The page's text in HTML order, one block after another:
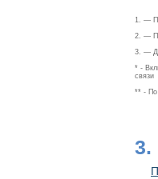
1. —
2. —
3. —
* -
связи
** - По
3.